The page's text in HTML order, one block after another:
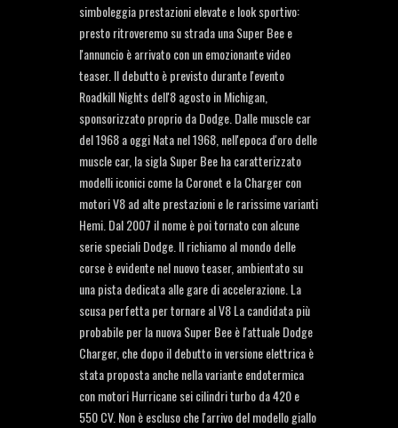
simboleggia prestazioni elevate e look sportivo:
presto ritroveremo su strada una Super Bee e
l'annuncio è arrivato con un emozionante video
teaser. Il debutto è previsto durante l'evento
Roadkill Nights dell'8 agosto in Michigan,
sponsorizzato proprio da Dodge. Dalle muscle car
del 1968 a oggi Nata nel 1968, nell'epoca d'oro delle
muscle car, la sigla Super Bee ha caratterizzato
modelli iconici come la Coronet e la Charger con
motori V8 ad alte prestazioni e le rarissime varianti
Hemi. Dal 2007 il nome è poi tornato con alcune
serie speciali Dodge. Il richiamo al mondo delle
corse è evidente nel nuovo teaser, ambientato su
una pista dedicata alle gare di accelerazione. La
scusa perfetta per tornare al V8 La candidata più
probabile per la nuova Super Bee è l'attuale Dodge
Charger, che dopo il debutto in versione elettrica è
stata proposta anche nella variante endotermica
con motori Hurricane sei cilindri turbo da 420 e
550 CV. Non è escluso che l'arrivo del modello giallo